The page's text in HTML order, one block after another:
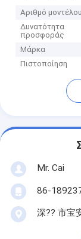
Αριθμό μοντέλου
Δυνατότητα
προσφοράς
Μάρκα
Πιστοποίηση
Mr. Cai
86-
深?? 市宝